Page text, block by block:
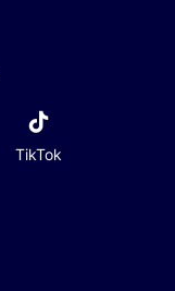
TikTok